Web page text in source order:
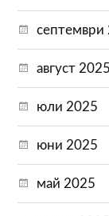
септември
август 2025
юли 2025
юни 2025
май 2025